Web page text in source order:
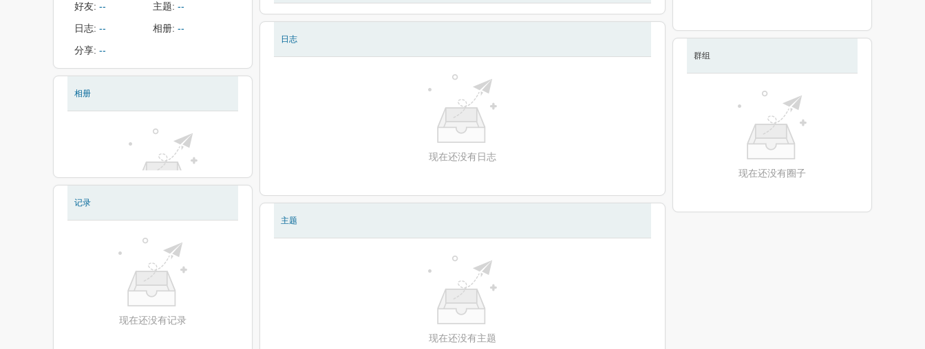
好友: -- 主题: --
日志: -- 相册: --
分享: --
相册
记录
现在还没有记录
日志
现在还没有日志
主题
现在还没有主题
群组
现在还没有圈子